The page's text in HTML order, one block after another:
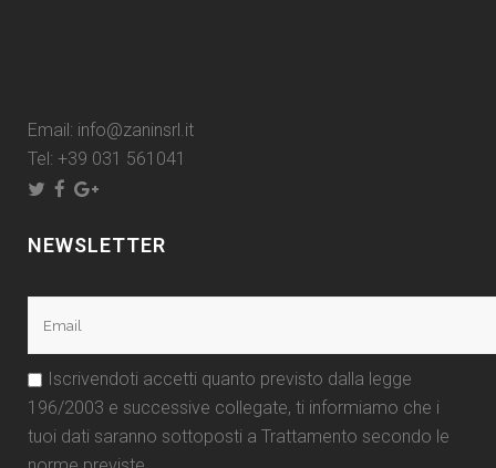
Email: info@zaninsrl.it
Tel: +39 031 561041
NEWSLETTER
Iscrivendoti accetti quanto previsto dalla legge
196/2003 e successive collegate, ti informiamo che i
tuoi dati saranno sottoposti a Trattamento secondo le